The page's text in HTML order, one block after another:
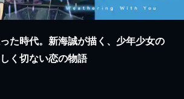
た時代。新海誠が描く、少年少女の
く切ない恋の物語